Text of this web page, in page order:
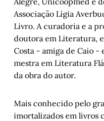
Associação Lígia
Livro. A curadoria e a
doutora em Literatura,
Costa - amiga de Caio -
mestra em Literatura
da obra do autor.
Mais conhecido pelo
imortalizados em livros